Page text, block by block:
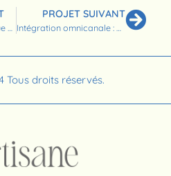
Génération automatique de contenus : atout ou danger pour votre image de marque ?
PROJET SUIVANT
Intégration omnicanale : construire une stratégie cohérente entre site web, social media, email et point de vente
Tous droits réservés.